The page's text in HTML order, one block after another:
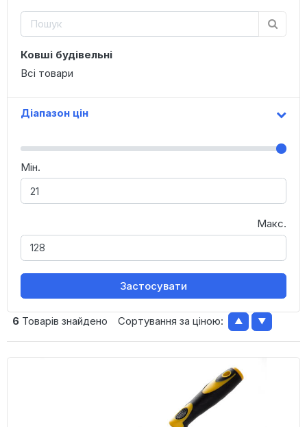
Ковші будівельні
Всі товари
Діапазон цін
Мін.
Макс.
Застосувати
6Товарів знайдено Сортування за ціною: ▲ ▼